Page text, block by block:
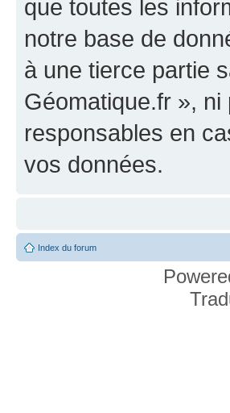
que toutes les
notre base de
à une tierce partie
Géomatique.fr »,
responsables en
vos données.
Index du forum